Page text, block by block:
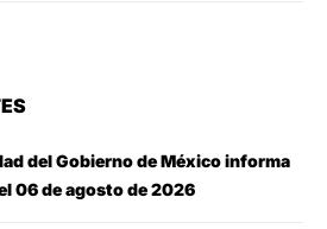
del Gobierno de México informa
06 de agosto de 2026